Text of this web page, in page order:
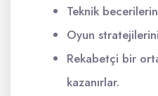
Teknik
Oyun
Rekabetçi bir
kazanırlar.